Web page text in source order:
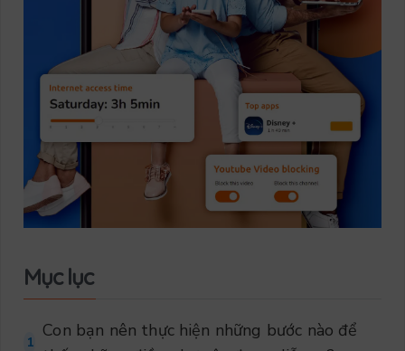
Mục lục
1
Con bạn nên thực hiện những bước nào để